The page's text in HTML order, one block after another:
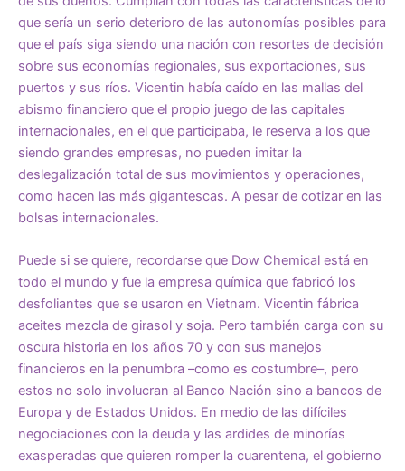
que sería un serio deterioro de las autonomías posibles para
que el país siga siendo una nación con resortes de decisión
sobre sus economías regionales, sus exportaciones, sus
puertos y sus ríos. Vicentin había caído en las mallas del
abismo financiero que el propio juego de las capitales
internacionales, en el que participaba, le reserva a los que
siendo grandes empresas, no pueden imitar la
deslegalización total de sus movimientos y operaciones,
como hacen las más gigantescas. A pesar de cotizar en las
bolsas internacionales.
Puede si se quiere, recordarse que Dow Chemical está en
todo el mundo y fue la empresa química que fabricó los
desfoliantes que se usaron en Vietnam. Vicentin fábrica
aceites mezcla de girasol y soja. Pero también carga con su
oscura historia en los años 70 y con sus manejos
financieros en la penumbra –como es costumbre–, pero
estos no solo involucran al Banco Nación sino a bancos de
Europa y de Estados Unidos. En medio de las difíciles
negociaciones con la deuda y las ardides de minorías
exasperadas que quieren romper la cuarentena, el gobierno